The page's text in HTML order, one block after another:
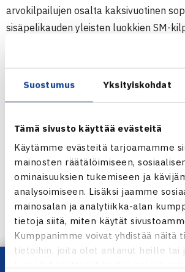
Suostumus Yksityiskohdat
Tämä sivusto käyttää evästeitä
Käytämme evästeitä tarjoamamme
mainosten räätälöimiseen,
ominaisuuksien tukemiseen ja
analysoimiseen. Lisäksi jaamme
mainosalan ja analytiikka-alan
tietoja siitä, miten käytät
Kumppanimme voivat yhdistää näitä
tietoihin, joita olet antanut heille tai
arvokilpailujen osalta kaksivuotinen
sisäpelikauden yleisten luokkien SM-
Järjestelyoikeudet on myönnetty
Muiden vuoden 2014 arvokilpailujen
on perustettu työryhmä, joka tekee
mennessä. Tämä voi aiheuttaa
kilpailujärjestelmäämme, jonka vuoksi
sopimuksia ei tässä vaiheessa tehdä.